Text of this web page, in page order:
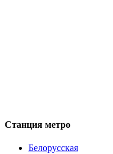
Станция метро
Белорусская